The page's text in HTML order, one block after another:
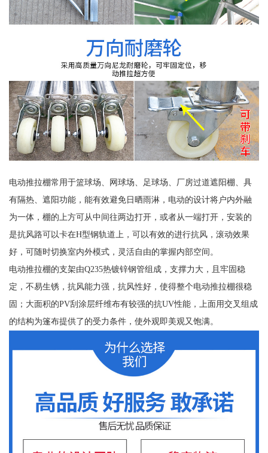
电动推拉棚常用于篮球场、网球场、足球场、厂房过道遮阳棚、具
有隔热、遮阳功能，能有效避免日晒雨淋，电动的设计将户内外融
为一体，棚的上方可从中间往两边打开，或者从一端打开，安装的
是抗风路可以卡在H型钢轨道上，可以有效的进行抗风，滚动效果
好，可随时切换室内外模式，灵活自由的掌握内部空间。
电动推拉棚的支架由Q235热镀锌钢管组成，支撑力大，且牢固稳
定，不易生锈，抗风能力强，抗风性好，使得整个电动推拉棚很稳
固；大面积的PV刮涂层纤维布有较强的抗UV性能，上面用交叉组成
的结构为篷布提供了的受力条件，使外观即美观又饱满。